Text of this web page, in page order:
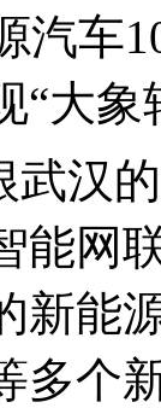
汽车
“大
武汉
能网
新能
多个